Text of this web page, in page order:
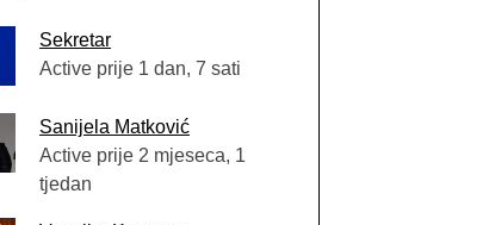
Sekretar
Active prije 1 dan, 7 sati
Sanijela Matković
Active prije 2 mjeseca, 1
tjedan